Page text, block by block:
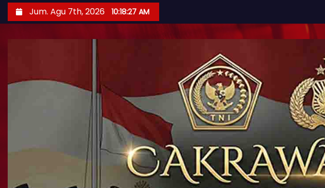
Jum. Agu 7th, 2026 10:18:28 AM